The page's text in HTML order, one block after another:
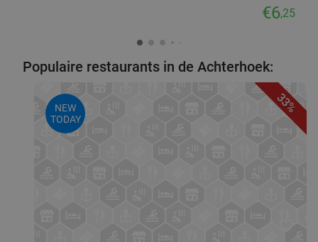
€6,25
Populaire restaurants in de Achterhoek:
33%
NEW
TODAY